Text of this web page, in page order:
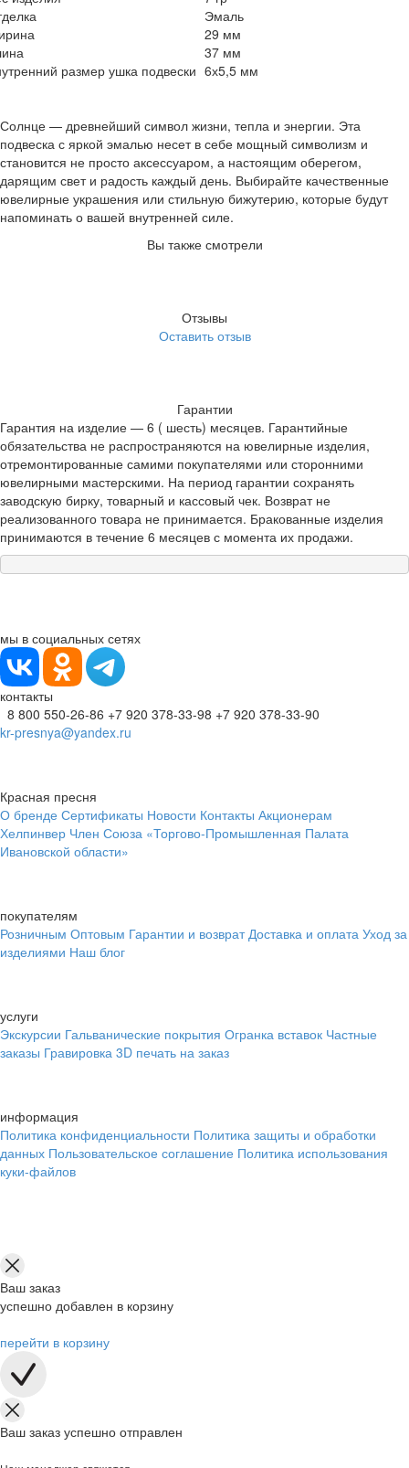
Эмаль
29 мм
37 мм
размер ушка подвески 6х5,5 мм
Солнце — древнейший символ жизни, тепла и энергии. Эта
подвеска с яркой эмалью несет в себе мощный символизм и
становится не просто аксессуаром, а настоящим оберегом,
дарящим свет и радость каждый день. Выбирайте качественные
ювелирные украшения или стильную бижутерию, которые будут
напоминать о вашей внутренней силе.
Вы также смотрели
Отзывы
Оставить отзыв
Гарантии
Гарантия на изделие — 6 ( шесть) месяцев. Гарантийные
обязательства не распространяются на ювелирные изделия,
отремонтированные самими покупателями или сторонними
ювелирными мастерскими. На период гарантии сохранять
заводскую бирку, товарный и кассовый чек. Возврат не
реализованного товара не принимается. Бракованные изделия
принимаются в течение 6 месяцев с момента их продажи.
мы в социальных сетях
контакты
8 800 550-26-86 +7 920 378-33-98 +7 920 378-33-90
kr-presnya@yandex.ru
Красная пресня
О бренде Сертификаты Новости Контакты Акционерам
Хелпинвер Член Союза «Торгово-Промышленная Палата
Ивановской области»
покупателям
Розничным Оптовым Гарантии и возврат Доставка и оплата Уход за
изделиями Наш блог
услуги
Экскурсии Гальванические покрытия Огранка вставок Частные
заказы Гравировка 3D печать на заказ
информация
Политика конфиденциальности Политика защиты и обработки
данных Пользовательское соглашение Политика использования
куки-файлов
Ваш заказ
успешно добавлен в корзину
перейти в корзину
Ваш заказ успешно отправлен